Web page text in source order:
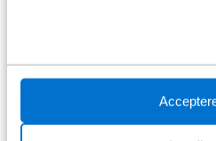
U betaalt geen
van het private
gebaseerd op het